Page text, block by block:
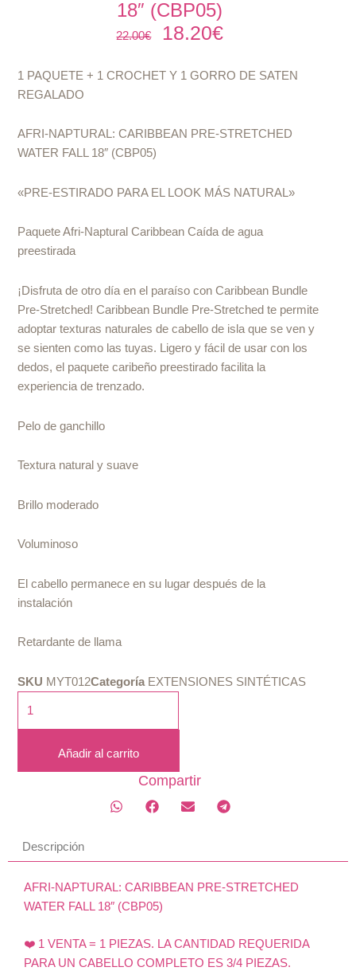
18″ (CBP05)
22.00€
El
original
18.20€El
actual
1 PAQUETE + 1 CROCHET Y 1 GORRO DE SATEN
REGALADO
AFRI-NAPTURAL: CARIBBEAN PRE-STRETCHED
WATER FALL 18″ (CBP05)
«PRE-ESTIRADO PARA EL LOOK MÁS NATURAL»
Paquete Afri-Naptural Caribbean Caída de agua
preestirada
¡Disfruta de otro día en el paraíso con Caribbean Bundle
Pre-Stretched! Caribbean Bundle Pre-Stretched te permite
adoptar texturas naturales de cabello de isla que se ven y
se sienten como las tuyas. Ligero y fácil de usar con los
dedos, el paquete caribeño preestirado facilita la
experiencia de trenzado.
Pelo de ganchillo
Textura natural y suave
Brillo moderado
Voluminoso
El cabello permanece en su lugar después de la
instalación
Retardante de llama
SKU MYT012Categoría EXTENSIONES SINTÉTICAS
NAPTURAL:
STRETCHED
(CBP05)
Añadir al carrito
Compartir
Descripción
AFRI-NAPTURAL: CARIBBEAN PRE-STRETCHED
WATER FALL 18″ (CBP05)
❤️ 1 VENTA = 1 PIEZAS. LA CANTIDAD REQUERIDA
PARA UN CABELLO COMPLETO ES 3/4 PIEZAS.